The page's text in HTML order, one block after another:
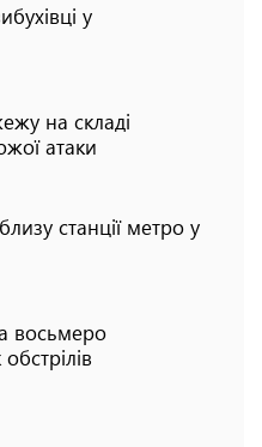
у
на складі
атаки
станції метро у
восьмеро